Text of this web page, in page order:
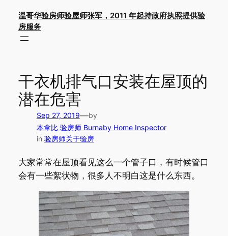
content
温哥华验房师验屋师张军，2011 年起持政府执照提供验
房服务
干衣机排气口安装在屋顶的
潜在危害
Sep 27, 2019—by
本拿比 验房师 Burnaby Home Inspector
in 验房师关于验房
大家常常在屋顶看见这么一个管子口，有时候管口
会有一些絮状物，很多人不明白这是什么东西。